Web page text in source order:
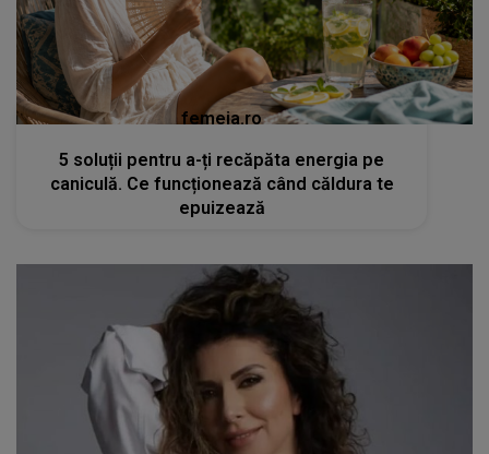
femeia.ro
5 soluții pentru a-ți recăpăta energia pe
caniculă. Ce funcționează când căldura te
epuizează